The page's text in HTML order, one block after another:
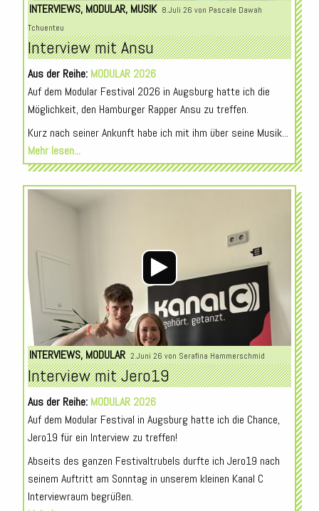
INTERVIEWS, MODULAR, MUSIK 8.Juli 26 von Pascale Dawah
Tchuenteu
Interview mit Ansu
Aus der Reihe: MODULAR 2026
Auf dem Modular Festival 2026 in Augsburg hatte ich die
Möglichkeit, den Hamburger Rapper Ansu zu treffen.
Kurz nach seiner Ankunft habe ich mit ihm über seine Musik...
Mehr lesen...
Audio-
Player
INTERVIEWS, MODULAR 2.Juni 26 von Serafina Hammerschmid
Interview mit Jero19
Aus der Reihe: MODULAR 2026
Auf dem Modular Festival in Augsburg hatte ich die Chance,
Jero19 für ein Interview zu treffen!
Abseits des ganzen Festivaltrubels durfte ich Jero19 nach
seinem Auftritt am Sonntag in unserem kleinen Kanal C
Interviewraum begrüßen.